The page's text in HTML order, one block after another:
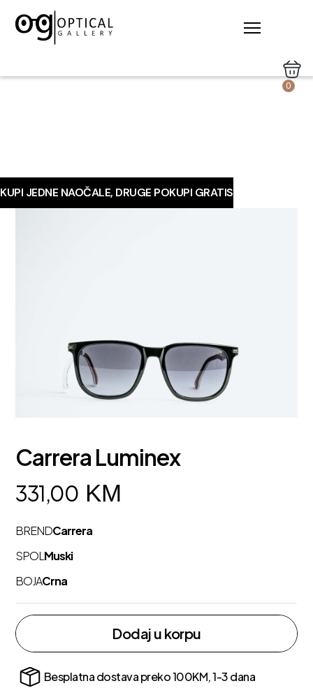
0
KUPI JEDNE NAOČALE, DRUGE POKUPI GRATIS
Carrera Luminex
331,00 KM
BRENDCarrera
SPOL Muski
BOJACrna
Dodaj u korpu
Besplatna dostava preko 100KM, 1-3 dana